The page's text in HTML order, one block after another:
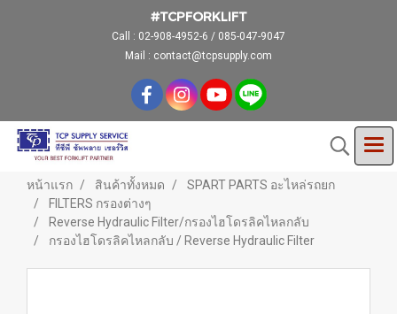
#TCPFORKLIFT
Call : 02-908-4952-6 / 085-047-9047
Mail : contact@tcpsupply.com
หน้าแรก สินค้าทั้งหมด
SPART PARTS อะไหล่รถยก
FILTERS กรองต่างๆ
Reverse Hydraulic Filter/กรองไฮโดรลิคไหลกลับ
กรองไฮโดรลิคไหลกลับ / Reverse Hydraulic Filter